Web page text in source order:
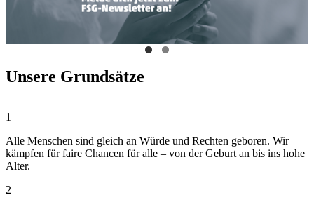
Unsere Grundsätze
1
Alle Menschen sind gleich an Würde und Rechten geboren. Wir
kämpfen für faire Chancen für alle – von der Geburt an bis ins hohe
Alter.
2